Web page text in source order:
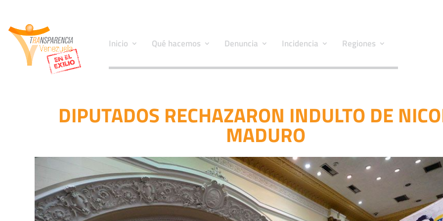
Inicio Qué hacemos Denuncia Incidencia Regiones
DIPUTADOS RECHAZARON INDULTO DE
MADURO